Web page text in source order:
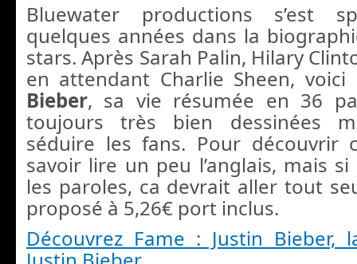
Bluewater productions s’est
quelques années dans la
stars. Après Sarah Palin, Hilary
en attendant Charlie Sheen,
Bieber, sa vie résumée en 36
toujours très bien dessinées
séduire les fans. Pour découvrir
savoir lire un peu l’anglais, mais
les paroles, ca devrait aller tout
proposé à 5,26€ port inclus.
Découvrez Fame : Justin Bieber,